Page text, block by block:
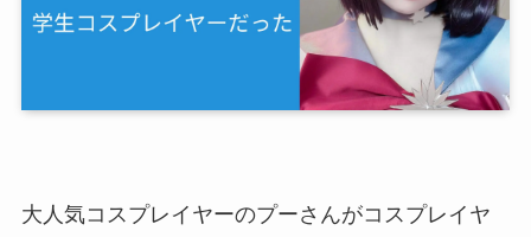
大人気コスプレイヤーのプーさんがコスプレイヤ